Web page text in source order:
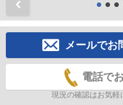
メールでお
電話で
現況の確認はお気軽